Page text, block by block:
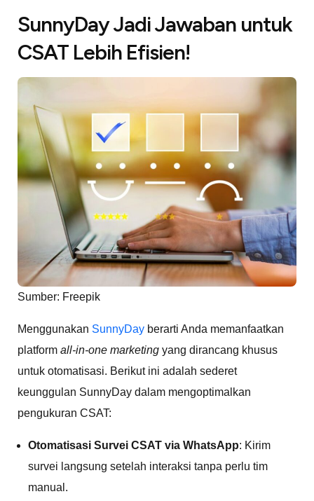
SunnyDay Jadi Jawaban untuk
CSAT Lebih Efisien!
Sumber: Freepik
Menggunakan SunnyDay berarti Anda memanfaatkan
platform all-in-one marketing yang dirancang khusus
untuk otomatisasi. Berikut ini adalah sederet
keunggulan SunnyDay dalam mengoptimalkan
pengukuran CSAT:
Otomatisasi Survei CSAT via WhatsApp: Kirim
survei langsung setelah interaksi tanpa perlu tim
manual.